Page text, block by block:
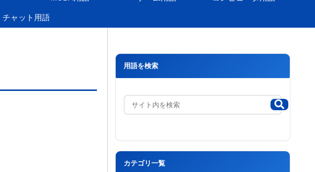
チャット用語
用語を検索
カテゴリ一覧